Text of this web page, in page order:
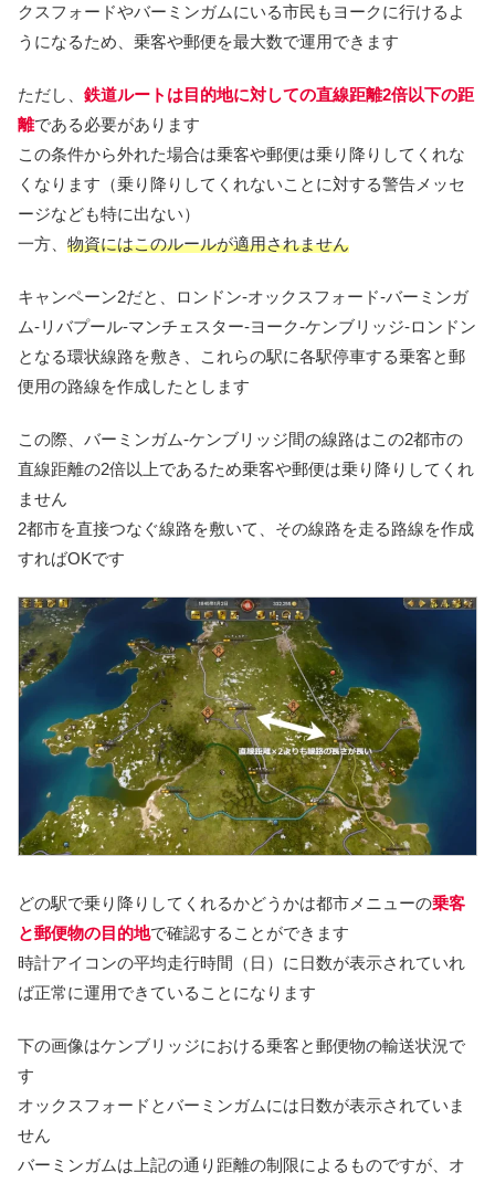
クスフォードやバーミンガムにいる市民もヨークに行けるよ
うになるため、乗客や郵便を最大数で運用できます
ただし、 鉄道ルートは目的地に対しての直線距離2倍以下の距
離である必要があります
この条件から外れた場合は乗客や郵便は乗り降りしてくれな
くなります（乗り降りしてくれないことに対する警告メッセ
ージなども特に出ない）
一方、 物資にはこのルールが適用されません
キャンペーン2だと、ロンドン-オックスフォード-バーミンガ
ム-リバプール-マンチェスター-ヨーク-ケンブリッジ-ロンドン
となる環状線路を敷き、これらの駅に各駅停車する乗客と郵
便用の路線を作成したとします
この際、バーミンガム-ケンブリッジ間の線路はこの2都市の
直線距離の2倍以上であるため乗客や郵便は乗り降りしてくれ
ません
2都市を直接つなぐ線路を敷いて、その線路を走る路線を作成
すればOKです
どの駅で乗り降りしてくれるかどうかは都市メニューの乗客
と郵便物の目的地で確認することができます
時計アイコンの平均走行時間（日）に日数が表示されていれ
ば正常に運用できていることになります
下の画像はケンブリッジにおける乗客と郵便物の輸送状況で
す
オックスフォードとバーミンガムには日数が表示されていま
せん
バーミンガムは上記の通り距離の制限によるものですが、オ